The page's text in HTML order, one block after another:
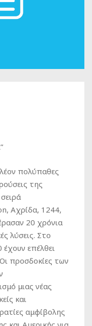
πολύπαθες
της
Αχρίδα, 1244,
20 χρόνια
λύσεις. Στο
έχουν επέλθει
προσδοκίες των
μιας νέας
και
αμφίβολης